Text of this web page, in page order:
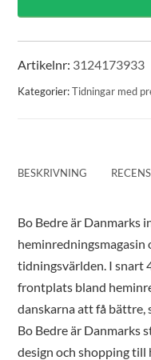
Artikelnr: 3124173933
Kategorier:Tidningar med
BESKRIVNING
Bo Bedre är Danmarks
heminredningsmagasin
tidningsvärlden. I snart
frontplats bland
danskarna att få bättre,
Bo Bedre är Danmarks
design och shopping